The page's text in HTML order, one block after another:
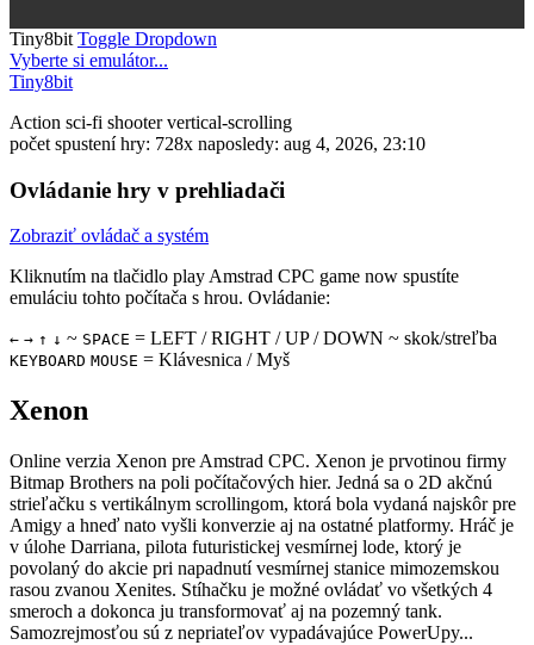
Tiny8bit Toggle Dropdown
Vyberte si emulátor...
Tiny8bit
Action sci-fi shootervertical-scrolling
počet spustení hry: 728x naposledy: aug 4, 2026, 23:10
Ovládanie hry v prehliadači
Zobraziť ovládač a systém
Kliknutím na tlačidlo play Amstrad CPC game now spustíte
emuláciu tohto počítača s hrou. Ovládanie:
← → ↑ ↓ ~ SPACE = LEFT / RIGHT / UP / DOWN ~ skok/streľba
KEYBOARD MOUSE = Klávesnica / Myš
Xenon
Online verzia Xenon pre Amstrad CPC. Xenon je prvotinou firmy
Bitmap Brothers na poli počítačových hier. Jedná sa o 2D akčnú
strieľačku s vertikálnym scrollingom, ktorá bola vydaná najskôr pre
Amigy a hneď nato vyšli konverzie aj na ostatné platformy. Hráč je
v úlohe Darriana, pilota futuristickej vesmírnej lode, ktorý je
povolaný do akcie pri napadnutí vesmírnej stanice mimozemskou
rasou zvanou Xenites. Stíhačku je možné ovládať vo všetkých 4
smeroch a dokonca ju transformovať aj na pozemný tank.
Samozrejmosťou sú z nepriateľov vypadávajúce PowerUpy...